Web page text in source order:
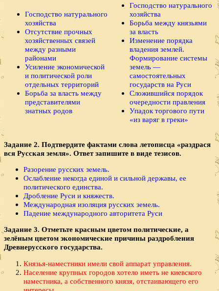
Господство натурального
хозяйства
Отсутствие прочных
хозяйственных связей
между разными
районами
Усиление экономической
и политической роли
отдельных территорий
Борьба за власть между
представителями
знатных родов
Господство натурального
хозяйства
Борьба между князьями
за власть
Изменение порядка
владения землей.
Формирование системы
земель —
самостоятельных
государств на Руси
Сложившийся порядок
очередности правления
Упадок торгового пути
«из варяг в греки»
Задание 2. Подтвердите фактами слова летописца «раздрася
вся Русская земля». Ответ запишите в виде тезисов.
Разорение русских земель.
Ослабление некогда единой и сильной державы, ее
политического единства.
Дробление Руси и княжеств.
Международная изоляция русских земель.
Падение международного авторитета Руси
Задание 3. Отметьте красным цветом политические, а
зелёным цветом экономические причины раздробления
Древнерусского государства.
Князья-наместники имели свой аппарат управления.
Население крупных городов хотело иметь не киевского
наместника, а собственного князя, отстаивающего его